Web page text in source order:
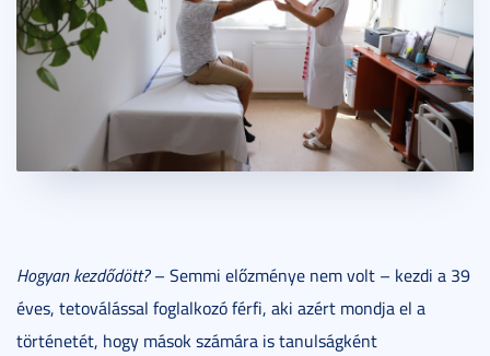
Hogyan kezdődött?– Semmi előzménye nem volt – kezdi a 39
éves, tetoválással foglalkozó férfi, aki azért mondja el a
történetét, hogy mások számára is tanulságként